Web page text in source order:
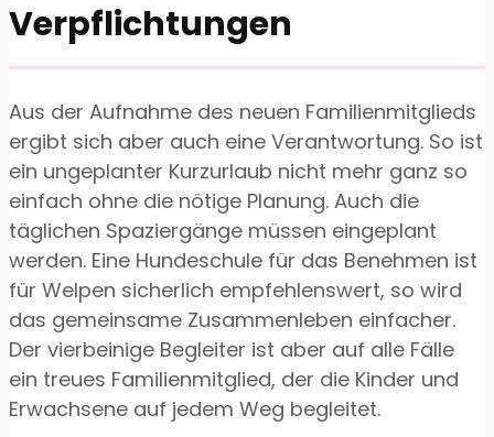
Verpflichtungen
Aus der Aufnahme des neuen Familienmitglieds
ergibt sich aber auch eine Verantwortung. So ist
ein ungeplanter Kurzurlaub nicht mehr ganz so
einfach ohne die nötige Planung. Auch die
täglichen Spaziergänge müssen eingeplant
werden. Eine Hundeschule für das Benehmen ist
für Welpen sicherlich empfehlenswert, so wird
das gemeinsame Zusammenleben einfacher.
Der vierbeinige Begleiter ist aber auf alle Fälle
ein treues Familienmitglied, der die Kinder und
Erwachsene auf jedem Weg begleitet.